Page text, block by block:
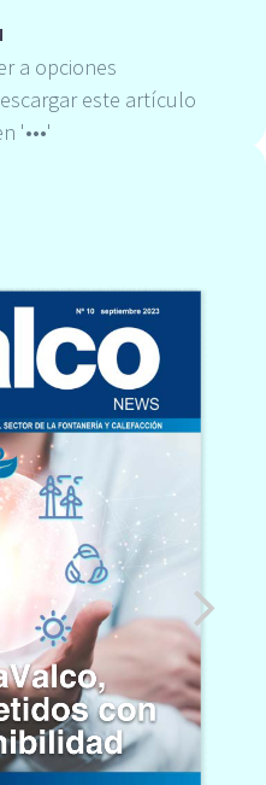
a opciones
este artículo
'•••'